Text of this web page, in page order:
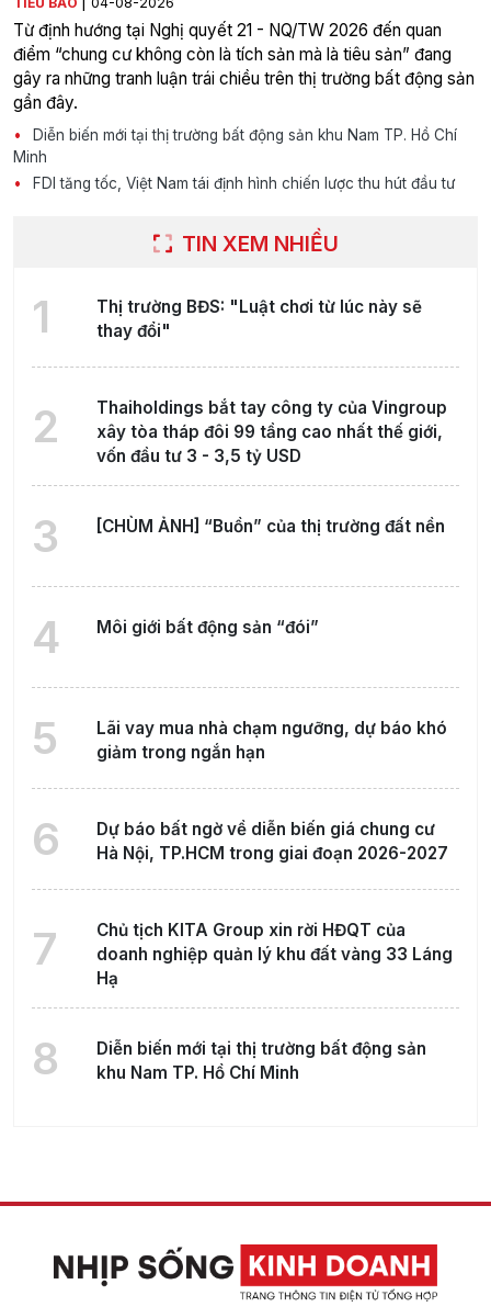
Từ định hướng tại Nghị quyết 21 - NQ/TW 2026 đến quan
điểm “chung cư không còn là tích sản mà là tiêu sản” đang
gây ra những tranh luận trái chiều trên thị trường bất động sản
gần đây.
Diễn biến mới tại thị trường bất động sản khu Nam TP. Hồ Chí
Minh
FDI tăng tốc, Việt Nam tái định hình chiến lược thu hút đầu tư
TIN XEM NHIỀU
1
Thị trường BĐS: "Luật chơi từ lúc này sẽ
thay đổi"
2
Thaiholdings bắt tay công ty của Vingroup
xây tòa tháp đôi 99 tầng cao nhất thế giới,
vốn đầu tư 3 - 3,5 tỷ USD
3 [CHÙM ẢNH] “Buồn” của thị trường đất nền
4 Môi giới bất động sản “đói”
5
Lãi vay mua nhà chạm ngưỡng, dự báo khó
giảm trong ngắn hạn
6
Dự báo bất ngờ về diễn biến giá chung cư
Hà Nội, TP.HCM trong giai đoạn 2026-2027
7
Chủ tịch KITA Group xin rời HĐQT của
doanh nghiệp quản lý khu đất vàng 33 Láng
Hạ
8
Diễn biến mới tại thị trường bất động sản
khu Nam TP. Hồ Chí Minh